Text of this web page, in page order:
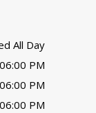
All Day
PM
PM
PM